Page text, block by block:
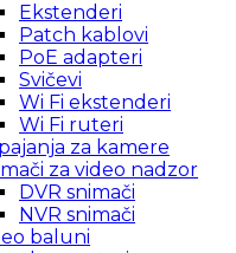
Ekstenderi
Patch kablovi
PoE adapteri
Svičevi
Wi Fi ekstenderi
Wi Fi ruteri
za kamere
za video nadzor
DVR snimači
NVR snimači
baluni